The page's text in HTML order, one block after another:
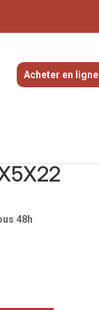
Acheter en ligne
48h